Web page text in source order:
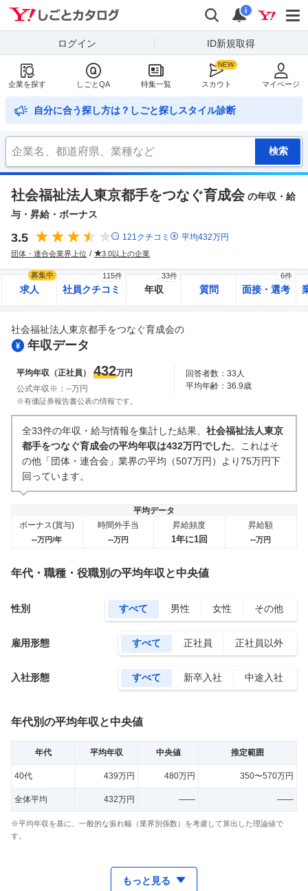
検索
通知
i
ログイン ID新規取得
企業を探す しごとQA 特集一覧 スカウト マイページ
自分に合う探し方は？しごと探しスタイル診断
社会福祉法人東京都手をつなぐ育成会 の年収・給
与・昇給・ボーナス
3.5 121 クチコミ 平均432万円
団体・連合会業界上位 3.0以上の企業
求人
募集中
社員クチコミ
115件
年収
33件
質問 面接・選考
6件
社会福祉法人東京都手をつなぐ育成会の
年収データ
平均年収（正社員） 432万円
公式年収※： --万円
回答者数：33 人
平均年齢：36.9歳
※有価証券報告書公表の情報です。
全33件の年収・給与情報を集計した結果、 社会福祉法人東京
都手をつなぐ育成会の平均年収は432万円でした。これはそ
の他「団体・連合会」業界の平均（507万円）より75万円下
回っています。
平均データ
ボーナス(賞与)
--万円/年
時間外手当
--万円
昇給頻度
1年に1回
昇給額
--万円
年代・職種・役職別の平均年収と中央値
性別 すべて 男性 女性 その他
雇用形態 すべて 正社員 正社員以外
入社形態 すべて 新卒入社 中途入社
年代別の平均年収と中央値
年代 平均年収 中央値 推定範囲
40代 439万円 480万円 350〜570万円
全体平均 432万円 —— ——
※平均年収を基に、一般的な振れ幅（業界別係数）を考慮して算出した理論値で
す。
もっと見る